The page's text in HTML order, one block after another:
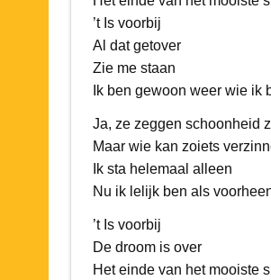
’t Is voorbij
Al dat getover
Zie me staan
Ik ben gewoon weer wie ik
Ja, ze zeggen schoonheid
Maar wie kan zoiets
Ik sta helemaal alleen
Nu ik lelijk ben als
’t Is voorbij
De droom is over
Het einde van het mooiste